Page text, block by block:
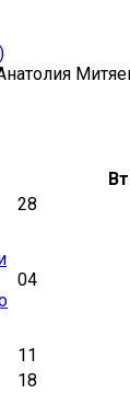
Вт
28
04
11
18